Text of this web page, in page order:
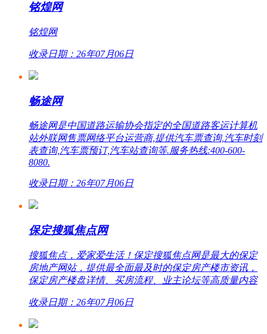
铭煌网
铭煌网
收录日期：26年07月06日
畅途网
畅途网是中国道路运输协会指定的全国道路客运计算机
站外联网售票网络平台运营商,提供汽车票查询,汽车时刻
表查询,汽车票预订,汽车站查询等.服务热线:400-600-
8080.
收录日期：26年07月06日
保定搜狐焦点网
搜狐焦点，爱家爱生活！保定搜狐焦点网是最大的保定
房地产网站，提供最全面最及时的保定房产楼市资讯，
保定房产楼盘详情、买房流程、业主论坛等高质量内容
收录日期：26年07月06日